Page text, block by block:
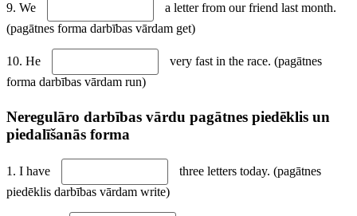
9. We
a letter from our friend last month.
(pagātnes forma darbības vārdam get)
10. He
very fast in the race. (pagātnes
forma darbības vārdam run)
Neregulāro darbības vārdu pagātnes piedēklis un
piedalīšanās forma
1. I have
three letters today. (pagātnes
piedēklis darbības vārdam write)